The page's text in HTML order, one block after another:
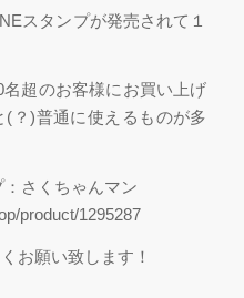
スタンプが発売されて１
超のお客様にお買い上げ
？)普通に使えるものが多
さくちゃんマン
product/1295287
お願い致します！